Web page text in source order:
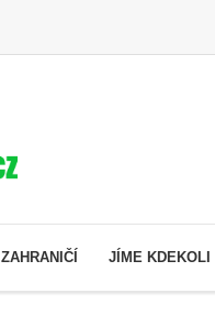
ZAHRANIČÍ JÍME KDEKOLI